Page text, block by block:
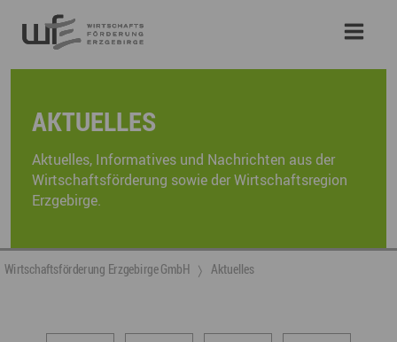
AKTUELLES
Aktuelles, Informatives und Nachrichten aus der
Wirtschaftsförderung sowie der Wirtschaftsregion
Erzgebirge.
Wirtschaftsförderung Erzgebirge GmbH Aktuelles